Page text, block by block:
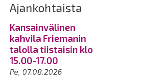
Ajankohtaista
Kansainvälinen
kahvila Friemanin
talolla tiistaisin klo
15.00-17.00
Pe, 07.08.2026